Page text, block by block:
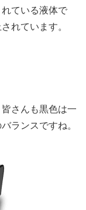
ている液体で
れています。
さんも黒色は一
ランスですね。